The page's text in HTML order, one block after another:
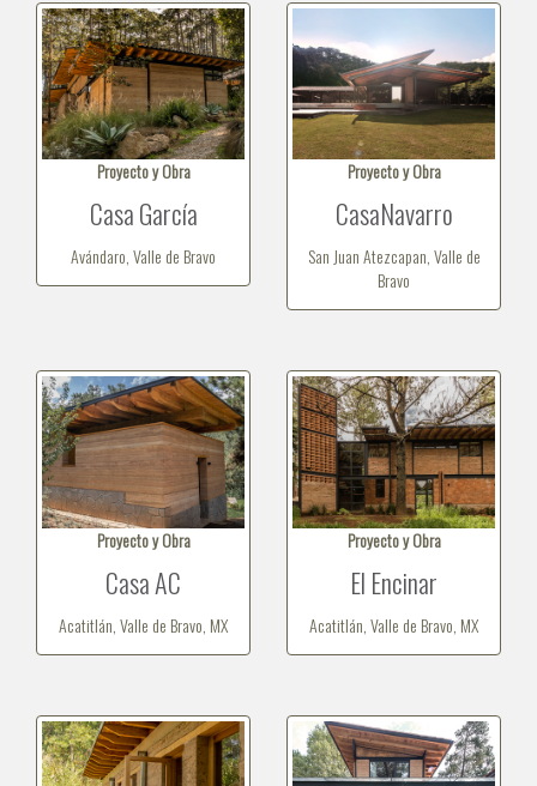
Proyecto y Obra
Casa García
Avándaro, Valle de Bravo
Proyecto y Obra
CasaNavarro
San Juan Atezcapan, Valle de
Bravo
Proyecto y Obra
Casa AC
Acatitlán, Valle de Bravo, MX
Proyecto y Obra
El Encinar
Acatitlán, Valle de Bravo, MX